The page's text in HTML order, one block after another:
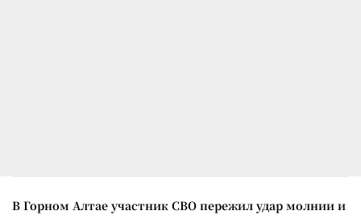
В Горном Алтае участник СВО пережил удар молнии и